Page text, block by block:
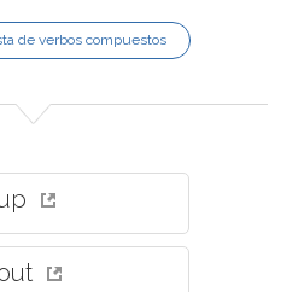
de verbos compuestos